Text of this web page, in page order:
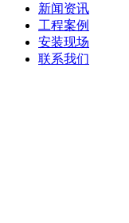
新闻资讯
工程案例
安装现场
联系我们